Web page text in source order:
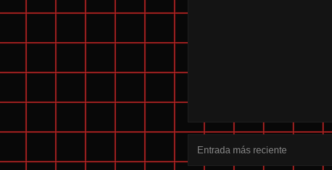
Entrada más reciente